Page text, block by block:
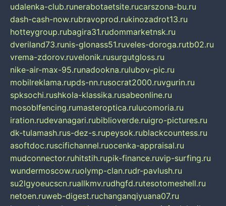
udalenka-club.runerabotaetsite.rucarszona-bu.ru
dash-cash-now.rubravoprod.rukinozadrot13.ru
hotteygroup.rubagira31.rudommarketnsk.ru
dveriland73.runis-glonass51.ruveles-doroga.rutb02.ru
vrema-zdorov.ruvelonik.rusurgutgloss.ru
nike-air-max-95.runadookna.rulubov-pic.ru
mobilreklama.rupds-nn.rusocrat2000.ruvgurin.ru
spksochi.rushkola-klassika.rusabeonline.ru
mosoblfencing.rumasteroptica.rulucomoria.ru
iration.rudevanagari.rubiblioverde.ruigro-pictures.ru
dk-tulamash.rus-dez-s.rupeysok.rublackcountess.ru
asoftdoc.ruscifichannel.ruocenka-appraisal.ru
mudconnector.ruhitstih.rupik-finance.ruvip-surfing.ru
wundermoscow.ruolymp-clan.rudr-pavlush.ru
su2lgyoeucscn.ruallkmv.rudhgfd.rutesotomeshell.ru
netoen.ruweb-digest.ruchanganqiyuana07.ru